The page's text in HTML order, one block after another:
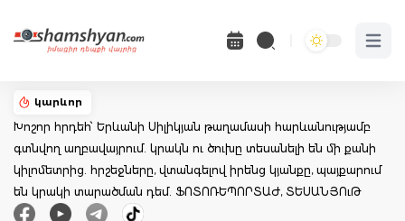
Open
կարևոր
Խոշոր հրդեհ՝ Երևանի Սիլիկյան թաղամասի հարևանությամբ
գտնվող աղբավայրում. կրակն ու ծուխը տեսանելի են մի քանի
կիլոմետրից. հրշեջները, վտանգելով իրենց կյանքը, պայքարում
են կրակի տարածման դեմ. ՖՈՏՈՌԵՊՈՐՏԱԺ, ՏԵՍԱՆՅՈւԹ